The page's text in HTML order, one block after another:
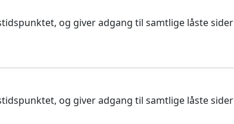
og giver adgang til samtlige låste sider
og giver adgang til samtlige låste sider